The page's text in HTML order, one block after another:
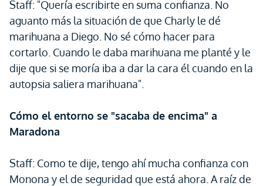
Staff: "Quería escribirte en suma confianza. No
aguanto más la situación de que Charly le dé
marihuana a Diego. No sé cómo hacer para
cortarlo. Cuando le daba marihuana me planté y le
dije que si se moría iba a dar la cara él cuando en la
autopsia saliera marihuana".
Cómo el entorno se "sacaba de encima" a
Maradona
Staff: Como te dije, tengo ahí mucha confianza con
Monona y el de seguridad que está ahora. A raíz de